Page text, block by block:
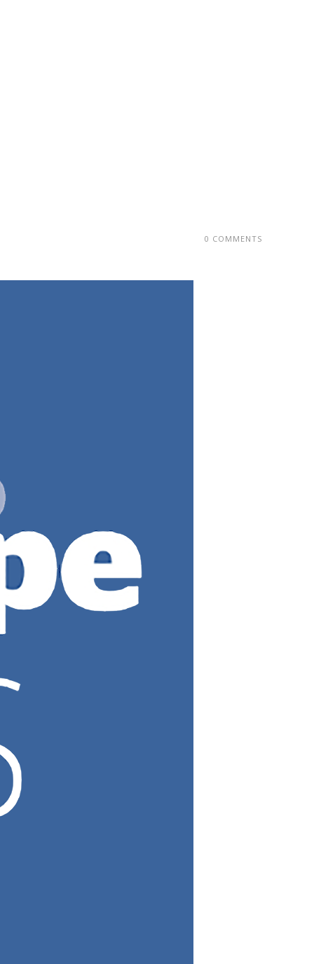
0 COMMENTS